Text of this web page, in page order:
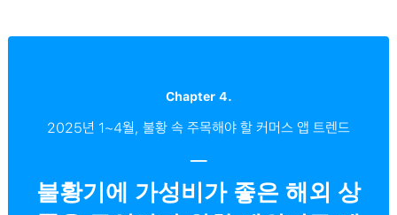
Chapter 4.
2025년 1~4월, 불황 속 주목해야 할 커머스 앱 트렌드
─
불황기에 가성비가 좋은 해외 상